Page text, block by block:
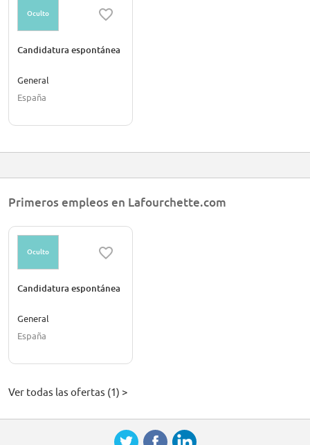
Oculto
Candidatura espontánea
General
España
Primeros empleos en Lafourchette.com
Oculto
Candidatura espontánea
General
España
Ver todas las ofertas (1) >